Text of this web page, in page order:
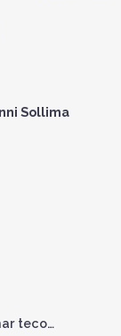
Sollima
teco…